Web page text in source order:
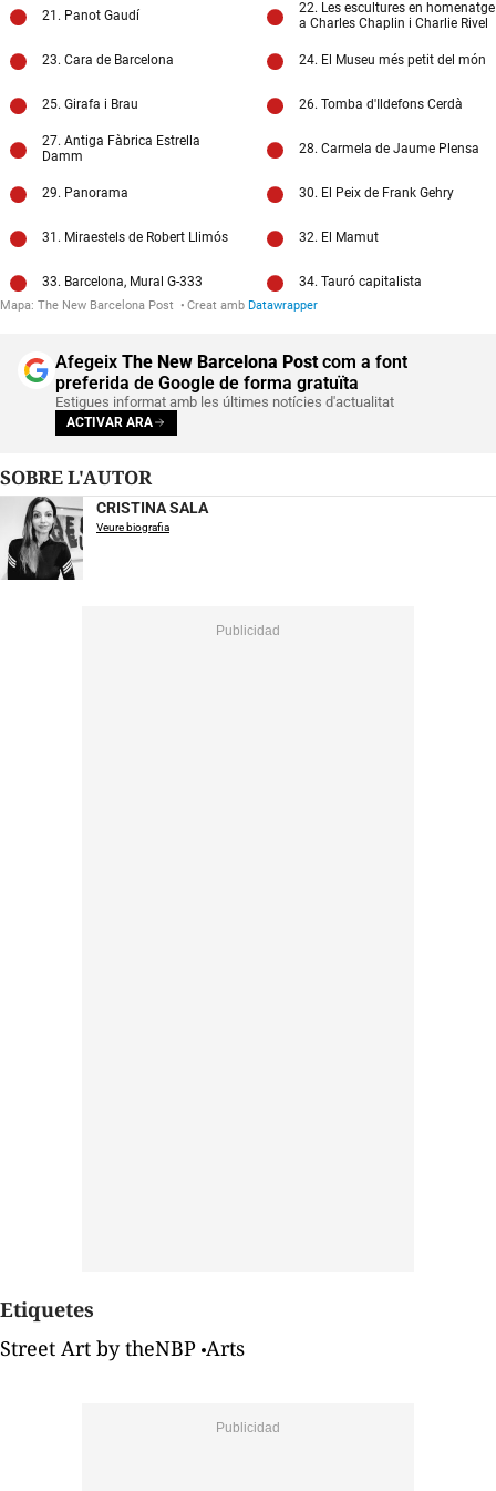
Afegeix The New Barcelona Postcom a font
preferida de Google de forma gratuïta
Estigues informat amb les últimes notícies d'actualitat
ACTIVAR ARA
SOBRE L'AUTOR
CRISTINA SALA
Veure biografia
Etiquetes
Street Art by theNBP Arts